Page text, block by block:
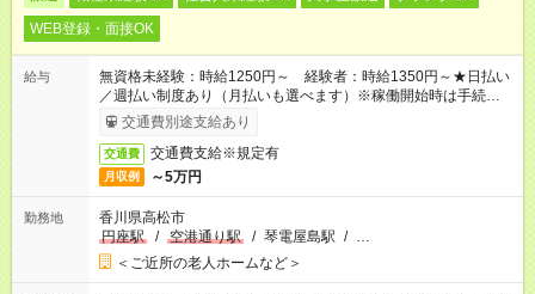
WEB登録・面接OK
給与
無資格未経験：時給1250円～ 経験者：時給1350円～★日払い
／週払い制度あり（月払いも選べます）※稼働開始時は手続き完
了次第のお支払いとなります。
交通費別途支給あり
交通費 交通費支給※規定有
月収例 ～5万円
勤務地
香川県高松市
円座駅
/ 空港通り駅 / 琴電屋島駅 / …
＜ご近所の老人ホームなど＞